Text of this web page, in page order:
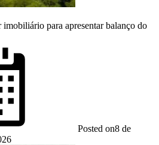
para apresentar balanço do
Posted on8 de